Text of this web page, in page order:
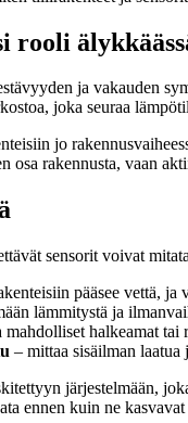
ja vakauden
joka seuraa
jo
osa rakennusta, vaan
sensorit voivat
pääsee vettä,
lämmitystä ja
mahdolliset halkeamat tai
– mittaa sisäilman laatua
järjestelmään,
ennen kuin ne